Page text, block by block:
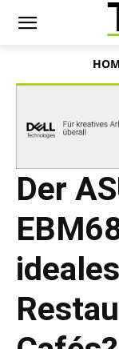
Der